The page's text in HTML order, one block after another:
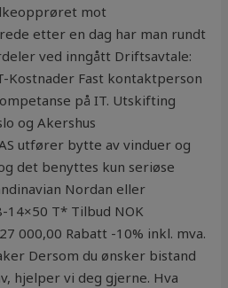
mot
etter en dag har man rundt
ved inngått Driftsavtale:
Kostnader Fast kontaktperson
på IT. Utskifting
og Akershus
utfører bytte av vinduer og
det benyttes kun seriøse
Nordan eller
14×50 T* Tilbud NOK
000,00 Rabatt -10% inkl. mva.
Dersom du ønsker bistand
hjelper vi deg gjerne. Hva